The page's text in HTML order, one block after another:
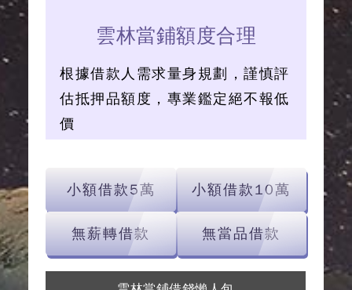
雲林當鋪額度合理
根據借款人需求量身規劃，謹慎評
估抵押品額度，專業鑑定絕不報低
價
小額借款5萬 小額借款10萬
無薪轉借款 無當品借款